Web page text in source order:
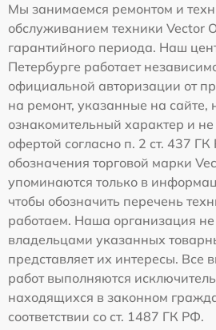
Мы занимаемся ремонтом и
обслуживанием техники Vector
гарантийного периода. Наш
Петербурге работает
официальной авторизации от
на ремонт, указанные на сайте,
ознакомительный характер и
офертой согласно п. 2 ст. 437
обозначения торговой марки
упоминаются только в
чтобы обозначить перечень
работаем. Наша организация
владельцами указанных
представляет их интересы. Все
работ выполняются
находящихся в законном
соответствии со ст. 1487 ГК РФ.